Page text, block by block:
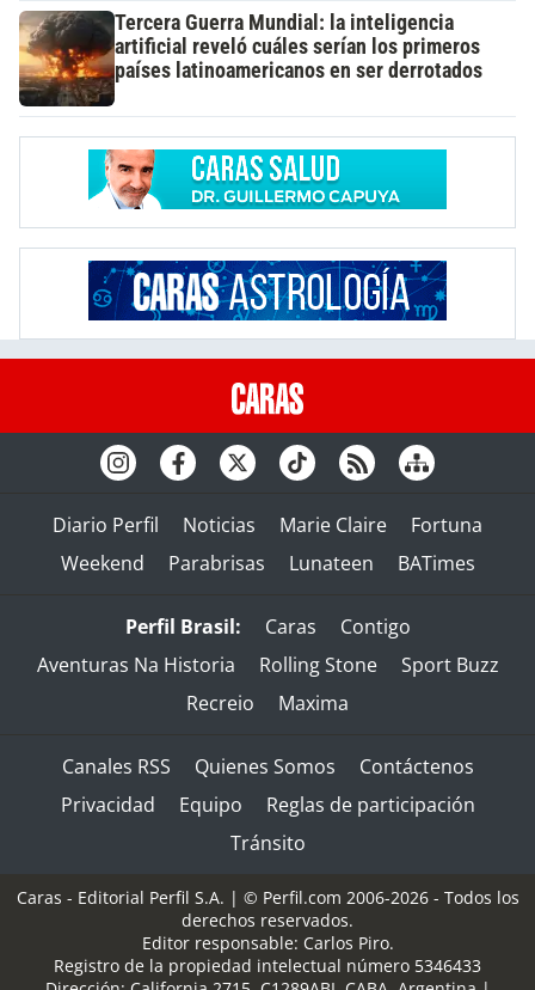
Tercera Guerra Mundial: la inteligencia
artificial reveló cuáles serían los primeros
países latinoamericanos en ser derrotados
Diario Perfil Noticias Marie Claire
Fortuna
Weekend
Parabrisas Lunateen BATimes
Perfil Brasil: Caras
Contigo
Aventuras Na Historia
Rolling Stone
Sport Buzz
Recreio
Maxima
Canales RSS Quienes Somos
Contáctenos
Privacidad
Equipo
Reglas de participación
Tránsito
Caras - Editorial Perfil S.A. | © Perfil.com 2006-2026 - Todos los
derechos reservados.
Editor responsable: Carlos Piro.
Registro de la propiedad intelectual número 5346433